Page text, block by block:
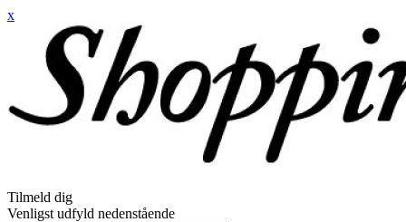
x
Tilmeld dig
Venligst udfyld nedenstående